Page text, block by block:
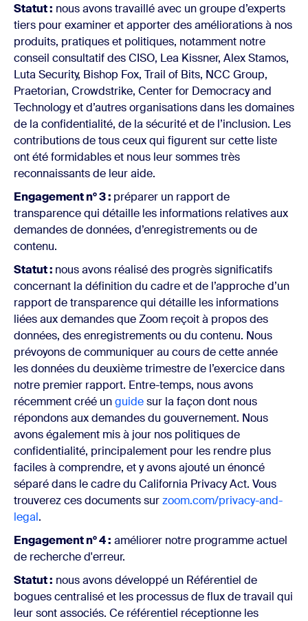
Statut : nous avons travaillé avec un groupe d’experts
tiers pour examiner et apporter des améliorations à nos
produits, pratiques et politiques, notamment notre
conseil consultatif des CISO, Lea Kissner, Alex Stamos,
Luta Security, Bishop Fox, Trail of Bits, NCC Group,
Praetorian, Crowdstrike, Center for Democracy and
Technology et d’autres organisations dans les domaines
de la confidentialité, de la sécurité et de l’inclusion. Les
contributions de tous ceux qui figurent sur cette liste
ont été formidables et nous leur sommes très
reconnaissants de leur aide.
Engagement n° 3 : préparer un rapport de
transparence qui détaille les informations relatives aux
demandes de données, d’enregistrements ou de
contenu.
Statut : nous avons réalisé des progrès significatifs
concernant la définition du cadre et de l’approche d’un
rapport de transparence qui détaille les informations
liées aux demandes que Zoom reçoit à propos des
données, des enregistrements ou du contenu. Nous
prévoyons de communiquer au cours de cette année
les données du deuxième trimestre de l’exercice dans
notre premier rapport. Entre-temps, nous avons
récemment créé unguidesur la façon dont nous
répondons aux demandes du gouvernement. Nous
avons également mis à jour nos politiques de
confidentialité, principalement pour les rendre plus
faciles à comprendre, et y avons ajouté un énoncé
séparé dans le cadre du California Privacy Act. Vous
trouverez ces documents surzoom.com/privacy-and-
legal.
Engagement n° 4 : améliorer notre programme actuel
de recherche d'erreur.
Statut : nous avons développé un Référentiel de
bogues centralisé et les processus de flux de travail qui
leur sont associés. Ce référentiel réceptionne les